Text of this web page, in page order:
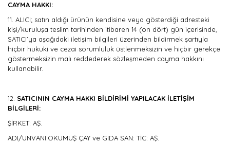
CAYMA HAKKI:
11. ALICI; satın aldığı ürünün kendisine veya gösterdiği adresteki
kişi/kuruluşa teslim tarihinden itibaren 14 (on dört) gün içerisinde,
SATICI’ya aşağıdaki iletişim bilgileri üzerinden bildirmek şartıyla
hiçbir hukuki ve cezai sorumluluk üstlenmeksizin ve hiçbir gerekçe
göstermeksizin malı reddederek sözleşmeden cayma hakkını
kullanabilir.
12. SATICININ CAYMA HAKKI BİLDİRİMİ YAPILACAK İLETİŞİM
BİLGİLERİ:
ŞİRKET: AŞ.
ADI/UNVANI:OKUMUŞ ÇAY ve GIDA SAN: TİC: AŞ.